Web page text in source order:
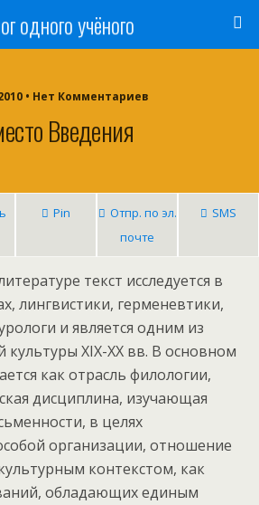
одного учёного
• Нет Комментариев
Введения
Pin
Отпр. по эл.
почте
SMS
текст исследуется в
лингвистики, герменевтики,
и является одним из
культуры ХIХ-ХХ вв. В основном
как отрасль филологии,
дисциплина, изучающая
в целях
организации, отношение
контекстом, как
обладающих единым